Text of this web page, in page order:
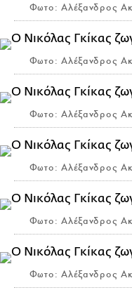
Φωτο: Αλέξανδρος
Φωτο: Αλέξανδρος
Φωτο: Αλέξανδρος
Φωτο: Αλέξανδρος
Φωτο: Αλέξανδρος
Φωτο: Αλέξανδρος